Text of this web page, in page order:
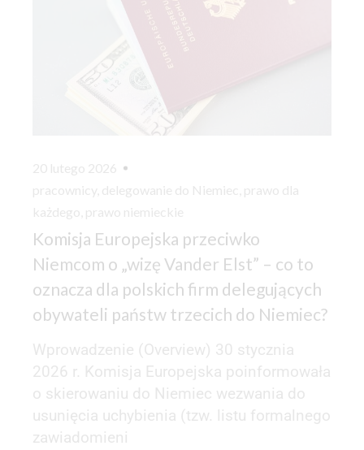
20 lutego 2026
pracownicy delegowanie do Niemiec
prawo dla
każdego prawo niemieckie
Komisja Europejska przeciwko
Niemcom o „wizę Vander Elst” – co to
oznacza dla polskich firm delegujących
obywateli państw trzecich do Niemiec?
Wprowadzenie (Overview) 30 stycznia
2026 r. Komisja Europejska poinformowała
o skierowaniu do Niemiec wezwania do
usunięcia uchybienia (tzw. listu formalnego
zawiadomieni